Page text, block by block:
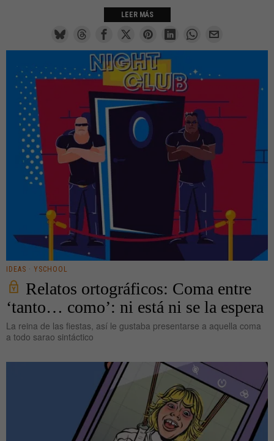
LEER MÁS
IDEAS · YSCHOOL
Relatos ortográficos: Coma entre
‘tanto… como’: ni está ni se la espera
La reina de las fiestas, así le gustaba presentarse a aquella coma
a todo sarao sintáctico